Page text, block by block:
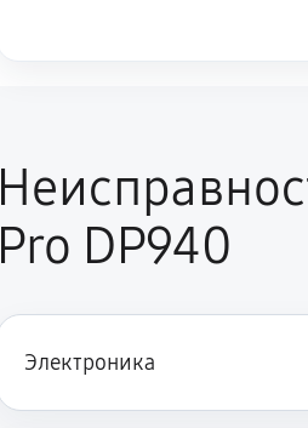
Pro DP940
Электроника